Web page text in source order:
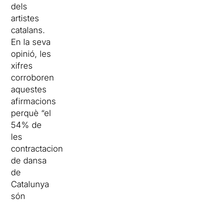
dels
artistes
catalans.
En la seva
opinió, les
xifres
corroboren
aquestes
afirmacions
perquè “el
54% de
les
contractacions
de dansa
de
Catalunya
són